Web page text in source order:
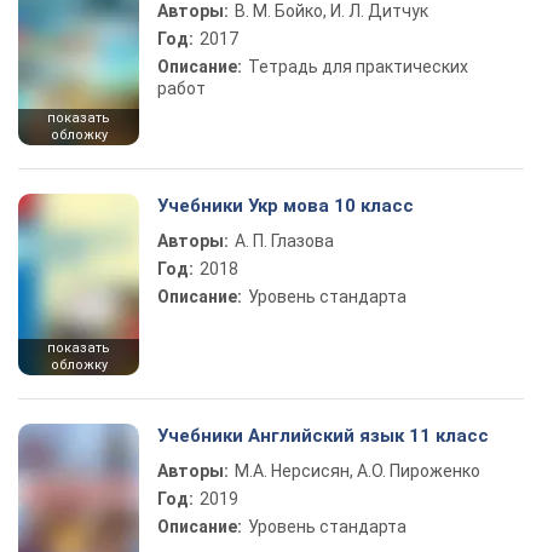
показать
обложку
Авторы: В. М. Бойко, И. Л. Дитчук
Год: 2017
Описание: Тетрадь для практических
работ
показать
обложку
Учебники Укр мова 10 класс
Авторы: А. П. Глазова
Год: 2018
Описание: Уровень стандарта
Учебники Английский язык 11 класс
Авторы: М.А. Нерсисян, А.О. Пироженко
Год: 2019
Описание: Уровень стандарта